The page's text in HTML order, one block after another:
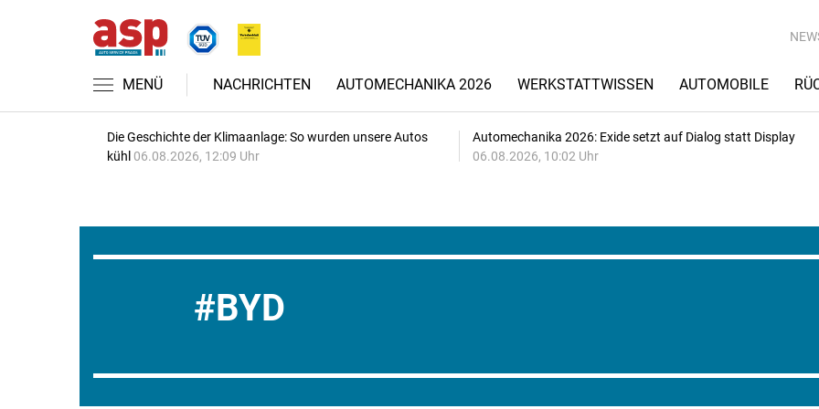
MENÜ NACHRICHTEN AUTOMECHANIKA 2026 WERKSTATTWISSEN AUTOMOBILE
Die Geschichte der Klimaanlage: So wurden unsere Autos
kühl 06.08.2026, 12:09 Uhr
Automechanika 2026: Exide setzt auf Dialog statt Display
06.08.2026, 10:02 Uhr
BYD